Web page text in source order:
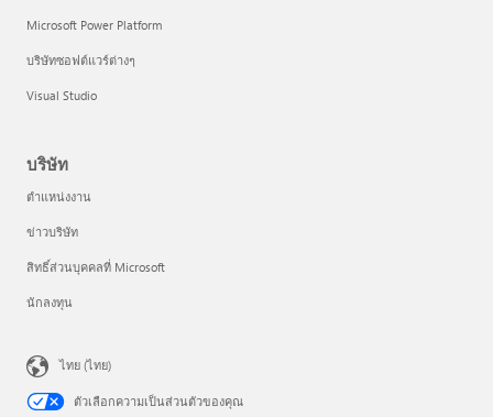
Microsoft Power Platform
บริษัทซอฟต์แวร์ต่างๆ
Visual Studio
บริษัท
ตำแหน่งงาน
ข่าวบริษัท
สิทธิ์ส่วนบุคคลที่ Microsoft
นักลงทุน
ไทย (ไทย)
ตัวเลือกความเป็นส่วนตัวของคุณ